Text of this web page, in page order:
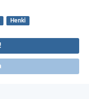
Henki